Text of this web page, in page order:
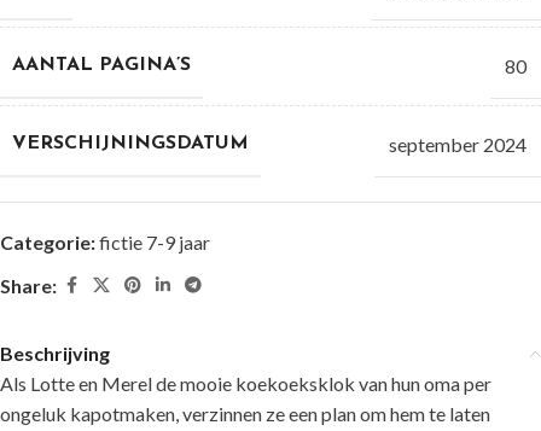
AANTAL PAGINA’S 80
VERSCHIJNINGSDATUM september 2024
Categorie:fictie 7-9 jaar
Share:
Beschrijving
Als Lotte en Merel de mooie koekoeksklok van hun oma per
ongeluk kapotmaken, verzinnen ze een plan om hem te laten